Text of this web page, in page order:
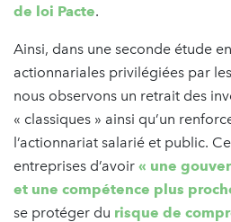
de loi Pacte.
Ainsi, dans une seconde étude
actionnariales privilégiées par
nous observons un retrait des
« classiques » ainsi qu’un
l’actionnariat salarié et public.
entreprises d’avoir « une
et une compétence plus
se protéger du risque de